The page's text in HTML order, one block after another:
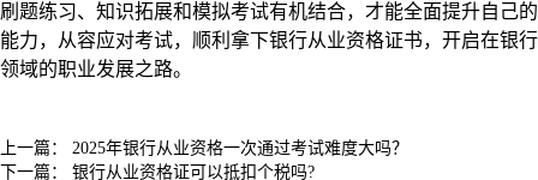
刷题练习、知识拓展和模拟考试有机结合，才能全面提升自己的
能力，从容应对考试，顺利拿下银行从业资格证书，开启在银行
领域的职业发展之路。
上一篇： 2025年银行从业资格一次通过考试难度大吗？
下一篇： 银行从业资格证可以抵扣个税吗?